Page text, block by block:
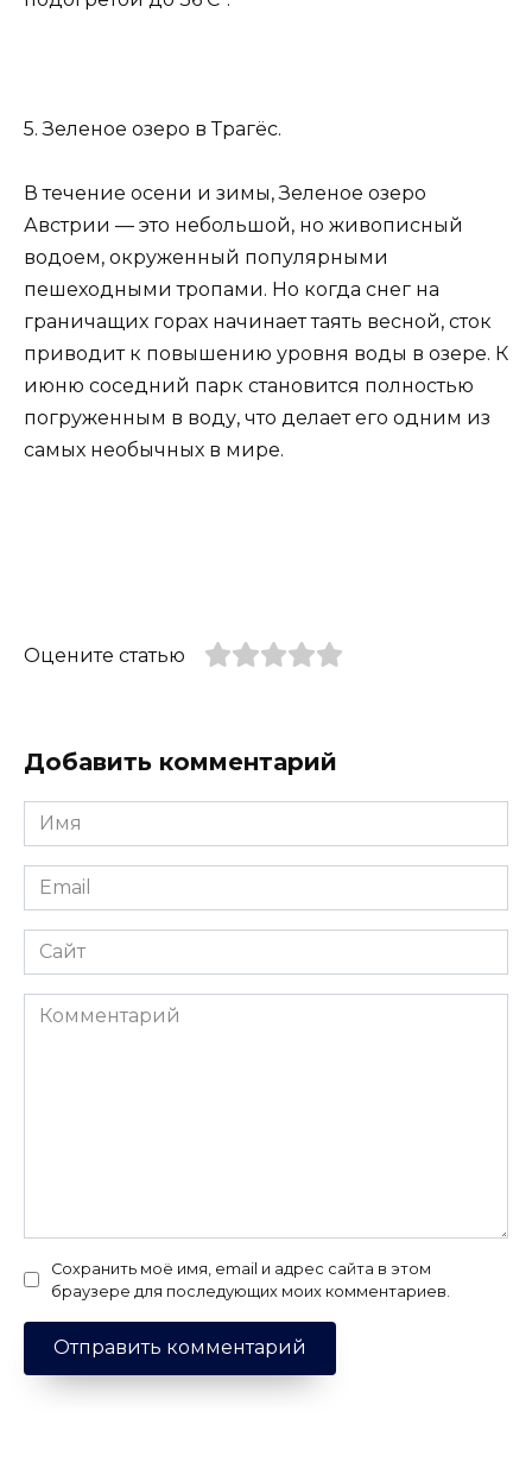
5. Зеленое озеро в Трагёс.
В течение осени и зимы, Зеленое озеро
Австрии — это небольшой, но живописный
водоем, окруженный популярными
пешеходными тропами. Но когда снег на
граничащих горах начинает таять весной, сток
приводит к повышению уровня воды в озере. К
июню соседний парк становится полностью
погруженным в воду, что делает его одним из
самых необычных в мире.
Оцените статью
Добавить комментарий
Имя
*
Email
*
Сайт
Комментарий
Сохранить моё имя, email и адрес сайта в этом
браузере для последующих моих комментариев.